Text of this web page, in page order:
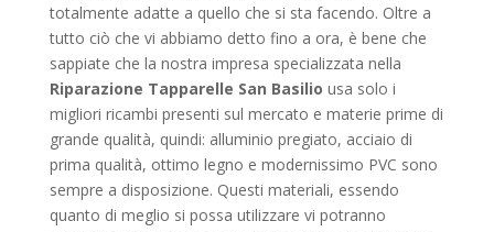
totalmente adatte a quello che si sta facendo. Oltre a
tutto ciò che vi abbiamo detto fino a ora, è bene che
sappiate che la nostra impresa specializzata nella
Riparazione Tapparelle San Basilio usa solo i
migliori ricambi presenti sul mercato e materie prime di
grande qualità, quindi: alluminio pregiato, acciaio di
prima qualità, ottimo legno e modernissimo PVC sono
sempre a disposizione. Questi materiali, essendo
quanto di meglio si possa utilizzare vi potranno